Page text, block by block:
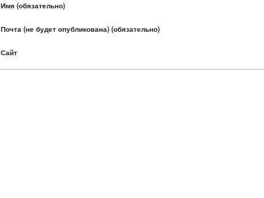
Имя (обязательно)
Почта (не будет опубликована) (обязательно)
Сайт